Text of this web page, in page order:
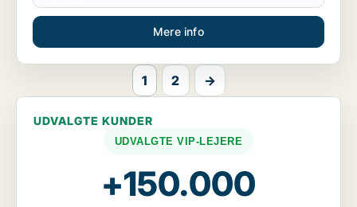
Mere info
1 2 →
UDVALGTE KUNDER
UDVALGTE VIP-LEJERE
+150.000